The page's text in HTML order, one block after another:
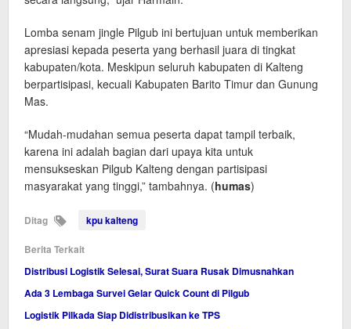
Lomba senam jingle Pilgub ini bertujuan untuk memberikan
apresiasi kepada peserta yang berhasil juara di tingkat
kabupaten/kota. Meskipun seluruh kabupaten di Kalteng
berpartisipasi, kecuali Kabupaten Barito Timur dan Gunung
Mas.
“Mudah-mudahan semua peserta dapat tampil terbaik,
karena ini adalah bagian dari upaya kita untuk
mensukseskan Pilgub Kalteng dengan partisipasi
masyarakat yang tinggi,” tambahnya. (humas)
Ditag kpu kalteng
Berita Terkait
Distribusi Logistik Selesai, Surat Suara Rusak Dimusnahkan
Ada 3 Lembaga Survei Gelar Quick Count di Pilgub
Logistik Pilkada Siap Didistribusikan ke TPS